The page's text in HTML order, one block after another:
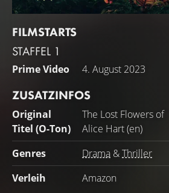
FILMSTARTS
STAFFEL 1
Prime Video 4. August 2023
ZUSATZINFOS
Original
Titel (O-Ton)
The Lost Flowers of
Alice Hart (en)
Genres
Drama &Thriller
Verleih
Amazon